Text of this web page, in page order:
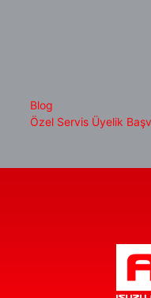
Blog
Özel Servis Üyelik